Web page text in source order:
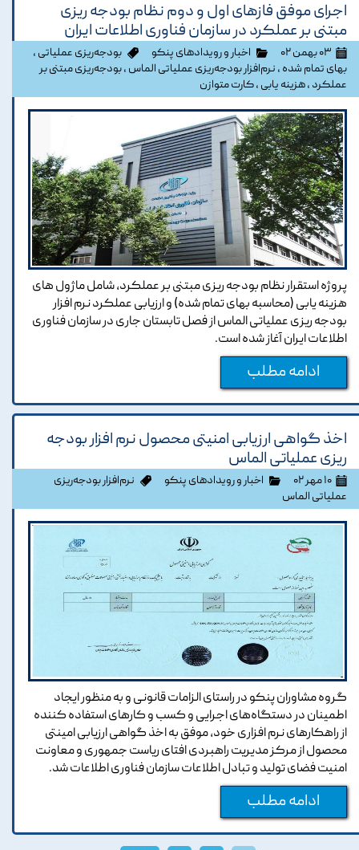
اجرای موفق فازهای اول و دوم نظام بودجه ریزی
مبتنی بر عملکرد در سازمان فناوری اطلاعات ایران
۰۳ بهمن ۰۲ اخبار و رویدادهای پنکو بودجه‌ریزی عملیاتی ،
بهای تمام شده ، نرم‌افزار بودجه‌ریزی عملیاتی الماس ،بودجه‌ریزی مبتنی بر
عملکرد ،هزینه یابی ،کارت متوازن
پروژه استقرار نظام بودجه ریزی مبتنی بر عملکرد، شامل ماژول های
هزینه یابی (محاسبه بهای تمام شده) و ارزیابی عملکرد نرم افزار
بودجه ریزی عملیاتی الماس از فصل تابستان جاری در سازمان فناوری
اطلاعات ایران آغاز شده است.
ادامه مطلب
اخذ گواهی ارزیابی امنیتی محصول نرم افزار بودجه
ریزی عملیاتی الماس
۱۰ مهر ۰۲ اخبار و رویدادهای پنکو
نرم‌افزار بودجه‌ریزی
عملیاتی الماس
گروه مشاوران پنکو در راستای الزامات قانونی و به منظور ایجاد
اطمینان در دستگاه‌های اجرایی و کسب و کارهای استفاده کننده
از راهکارهای نرم افزاری خود، موفق به اخذ گواهی ارزیابی امینتی
محصول از مرکز مدیریت راهبردی افتای ریاست جمهوری و معاونت
امنیت فضای تولید و تبادل اطلاعات سازمان فناوری اطلاعات شد.
ادامه مطلب